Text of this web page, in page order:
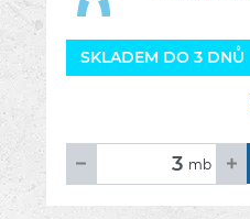
SKLADEM DO 3 DNŮ
mb